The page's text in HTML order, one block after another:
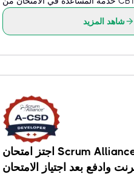
شاهد المزيد
اجتز امتحان Scrum Alliance A-CSD® عبر
وادفع بعد اجتياز الامتحان